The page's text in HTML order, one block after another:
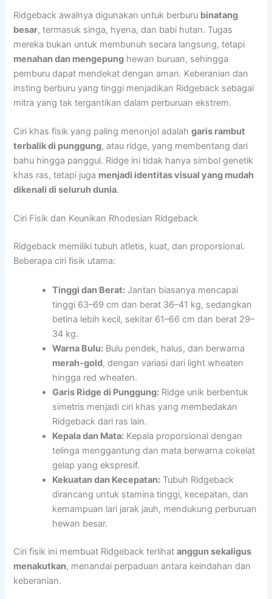
Ridgeback awalnya digunakan untuk berburu binatang
besar, termasuk singa, hyena, dan babi hutan. Tugas
mereka bukan untuk membunuh secara langsung, tetapi
menahan dan mengepung hewan buruan, sehingga
pemburu dapat mendekat dengan aman. Keberanian dan
insting berburu yang tinggi menjadikan Ridgeback sebagai
mitra yang tak tergantikan dalam perburuan ekstrem.
Ciri khas fisik yang paling menonjol adalahgaris rambut
terbalik di punggung, atau ridge, yang membentang dari
bahu hingga panggul. Ridge ini tidak hanya simbol genetik
khas ras, tetapi juga menjadi identitas visual yang mudah
dikenali di seluruh dunia.
Ciri Fisik dan Keunikan Rhodesian Ridgeback
Ridgeback memiliki tubuh atletis, kuat, dan proporsional.
Beberapa ciri fisik utama:
Tinggi dan Berat: Jantan biasanya mencapai
tinggi 63–69 cm dan berat 36–41 kg, sedangkan
betina lebih kecil, sekitar 61–66 cm dan berat 29–
34 kg.
Warna Bulu: Bulu pendek, halus, dan berwarna
merah-gold, dengan variasi dari light wheaten
hingga red wheaten.
Garis Ridge di Punggung: Ridge unik berbentuk
simetris menjadi ciri khas yang membedakan
Ridgeback dari ras lain.
Kepala dan Mata: Kepala proporsional dengan
telinga menggantung dan mata berwarna cokelat
gelap yang ekspresif.
Kekuatan dan Kecepatan: Tubuh Ridgeback
dirancang untuk stamina tinggi, kecepatan, dan
kemampuan lari jarak jauh, mendukung perburuan
hewan besar.
Ciri fisik ini membuat Ridgeback terlihatanggun sekaligus
menakutkan, menandai perpaduan antara keindahan dan
keberanian.